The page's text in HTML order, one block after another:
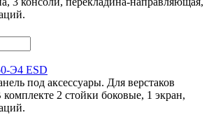
Э4 ESD
под аксессуары. Для верстаков
2 стойки боковые, 1 экран,